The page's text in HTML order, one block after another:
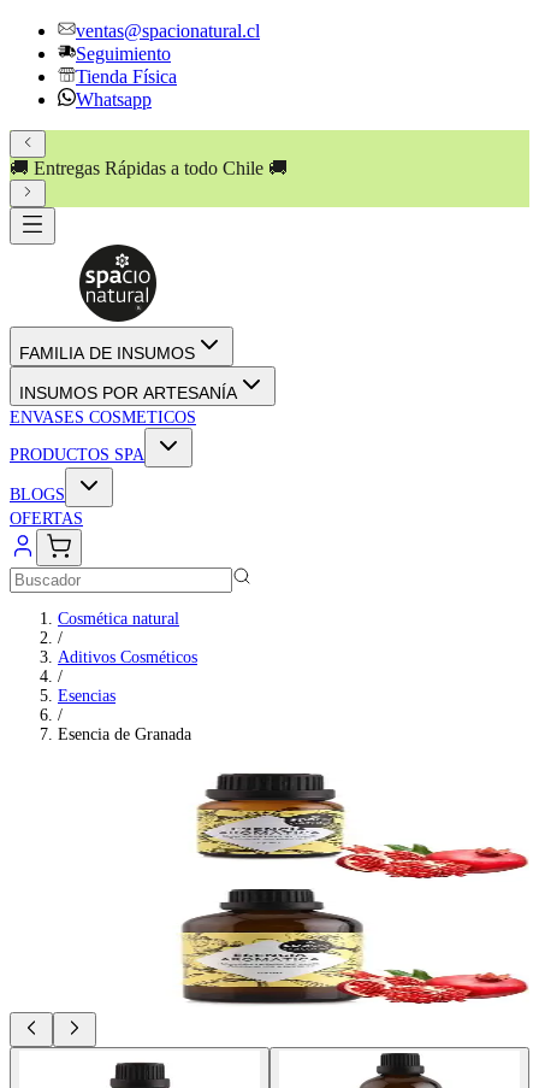
ventas@spacionatural.cl
Seguimiento
Tienda Física
Whatsapp
🚚 Entregas Rápidas a todo Chile 🚚
FAMILIA DE INSUMOS
INSUMOS POR ARTESANÍA
ENVASES COSMETICOS
PRODUCTOS SPA
BLOGS
OFERTAS
Cosmética natural
/
Aditivos Cosméticos
/
Esencias
/
Esencia de Granada